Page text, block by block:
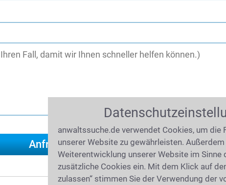
anwaltssuche.de verwendet Cookies, um die
unserer Website zu gewährleisten.
Weiterentwicklung unserer Website im Sinne
zusätzliche Cookies ein. Mit dem Klick auf
zulassen“ stimmen Sie der Verwendung der